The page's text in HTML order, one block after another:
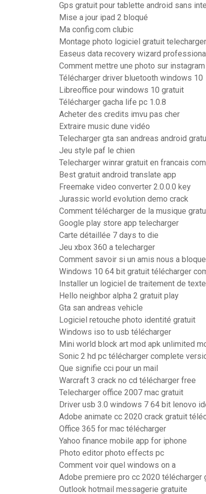
Gps gratuit pour tablette android sans
Mise a jour ipad 2 bloqué
Ma config.com clubic
Montage photo logiciel gratuit telecharger
Easeus data recovery wizard
Comment mettre une photo sur
Télécharger driver bluetooth windows 10
Libreoffice pour windows 10 gratuit
Télécharger gacha life pc 1.0.8
Acheter des credits imvu pas cher
Extraire music dune vidéo
Telecharger gta san andreas android
Jeu style paf le chien
Telecharger winrar gratuit en francais
Best gratuit android translate app
Freemake video converter 2.0.0.0 key
Jurassic world evolution demo crack
Comment télécharger de la musique
Google play store app telecharger
Carte détaillée 7 days to die
Jeu xbox 360 a telecharger
Comment savoir si un amis nous a
Windows 10 64 bit gratuit télécharger
Installer un logiciel de traitement de
Hello neighbor alpha 2 gratuit play
Gta san andreas vehicle
Logiciel retouche photo identité gratuit
Windows iso to usb télécharger
Mini world block art mod apk unlimited
Sonic 2 hd pc télécharger complete
Que signifie cci pour un mail
Warcraft 3 crack no cd télécharger free
Telecharger office 2007 mac gratuit
Driver usb 3.0 windows 7 64 bit lenovo
Adobe animate cc 2020 crack gratuit
Office 365 for mac télécharger
Yahoo finance mobile app for iphone
Photo editor photo effects pc
Comment voir quel windows on a
Adobe premiere pro cc 2020 télécharger
Outlook hotmail messagerie gratuite